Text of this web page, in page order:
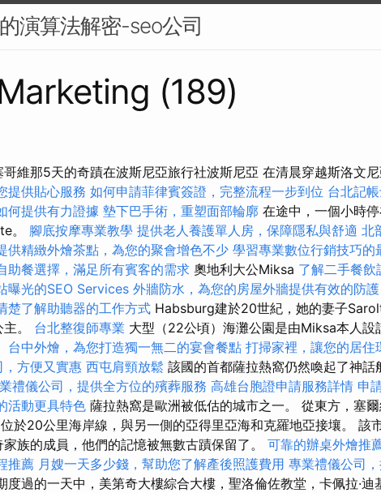
演算法解密-seo公司
(189)
維那5天的奇蹟在波斯尼亞旅行社波斯尼亞 在清晨穿越斯洛文
提供貼心服務 如何申請菲律賓簽證，完整流程一步到位 台北記
何提供有力證據 墊下巴手術，重塑面部輪廓 在途中，一個小時
。 腳底按摩專業教學 提供老人養護單人房，保障隱私與舒適 北
供精緻外燴茶點，為您的聚會增色不少 學習專業數位行銷技巧的
助餐選擇，滿足所有賓客的需求 奧地利大公Miksa 了解二手餐飲
曝光的SEO Services 外牆防水，為您的房屋外牆提供有效的防護
楚了解助聽器的工作方式 Habsburg建於20世紀，她的妻子
。 台北整復師專業 大型（22公頃）海灘公園是由Miksa本人設
台中外燴，為您打造獨一無二的宴會餐點 打掃家裡，讓您的居住
方便又實惠 西屯肩頸放鬆 該國的首都薩拉熱窩仍然喚起了神話
禮儀公司，提供全方位的殯葬服務 高雄台胞證申請服務詳情 申
活動更具特色 薩拉熱窩是歐洲被低估的城市之一。 從東方，塞
於20公里海岸線，與另一側的亞得里亞海和克羅地亞接壤。 該
族的成員，他們的記憶被無數古蹟保留了。 可靠的辦桌外燴推
推薦 月嫂一天多少錢，幫助您了解產後照護費用 專業禮儀公司
度過的一天中，美第奇大樓綜合大樓，聖洛倫佐教堂，卡佩拉·迪